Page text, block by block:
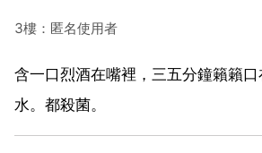
3樓：匿名使用者
含一口烈酒在嘴裡，三五分鐘籟籟
水。都殺菌。